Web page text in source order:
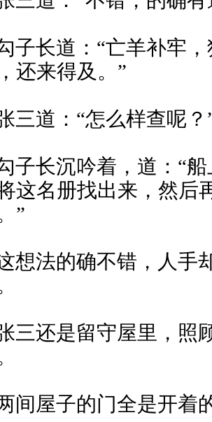
子长道：“亡羊补牢
还来得及。”
三道：“怎么样查呢？
子长沉吟着，道：“
这名册找出来，然后
”
想法的确不错，人手
三还是留守屋里，照
间屋子的门全是开着